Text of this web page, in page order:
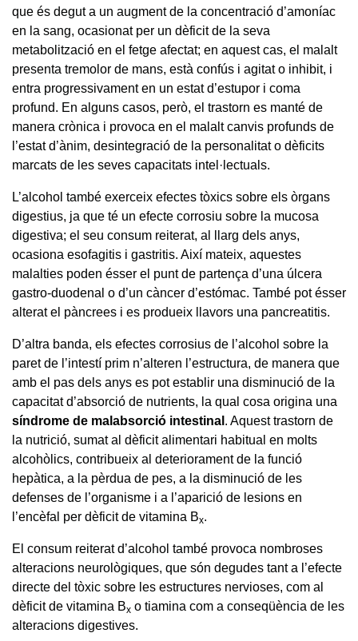
que és degut a un augment de la concentració d’amoníac
en la sang, ocasionat per un dèficit de la seva
metabolització en el fetge afectat; en aquest cas, el malalt
presenta tremolor de mans, està confús i agitat o inhibit, i
entra progressivament en un estat d’estupor i coma
profund. En alguns casos, però, el trastorn es manté de
manera crònica i provoca en el malalt canvis profunds de
l’estat d’ànim, desintegració de la personalitat o dèficits
marcats de les seves capacitats intel·lectuals.
L’alcohol també exerceix efectes tòxics sobre els òrgans
digestius, ja que té un efecte corrosiu sobre la mucosa
digestiva; el seu consum reiterat, al llarg dels anys,
ocasiona esofagitis i gastritis. Així mateix, aquestes
malalties poden ésser el punt de partença d’una úlcera
gastro-duodenal o d’un càncer d’estómac. També pot ésser
alterat el pàncrees i es produeix llavors una pancreatitis.
D’altra banda, els efectes corrosius de l’alcohol sobre la
paret de l’intestí prim n’alteren l’estructura, de manera que
amb el pas dels anys es pot establir una disminució de la
capacitat d’absorció de nutrients, la qual cosa origina una
síndrome de malabsorció intestinal . Aquest trastorn de
la nutrició, sumat al dèficit alimentari habitual en molts
alcohòlics, contribueix al deteriorament de la funció
hepàtica, a la pèrdua de pes, a la disminució de les
defenses de l’organisme i a l’aparició de lesions en
l’encèfal per dèficit de vitamina Bx.
El consum reiterat d’alcohol també provoca nombroses
alteracions neurològiques, que són degudes tant a l’efecte
directe del tòxic sobre les estructures nervioses, com al
dèficit de vitamina Bx o tiamina com a conseqüència de les
alteracions digestives.